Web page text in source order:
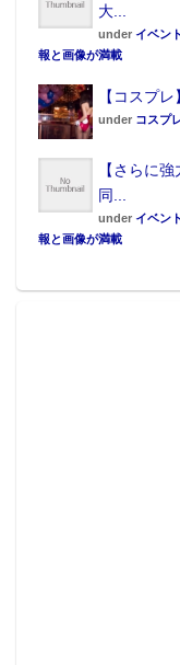
大...
under イベン
報と画像が満載
【コスプ
under コスプ
【さらに
同...
under イベン
報と画像が満載